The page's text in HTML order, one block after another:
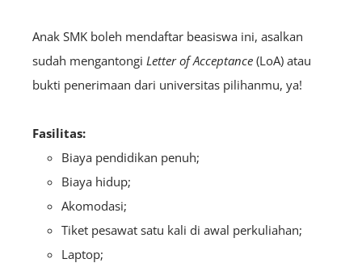
Anak SMK boleh mendaftar beasiswa ini, asalkan
sudah mengantongi Letter of Acceptance (LoA) atau
bukti penerimaan dari universitas pilihanmu, ya!
Fasilitas:
Biaya pendidikan penuh;
Biaya hidup;
Akomodasi;
Tiket pesawat satu kali di awal perkuliahan;
Laptop;